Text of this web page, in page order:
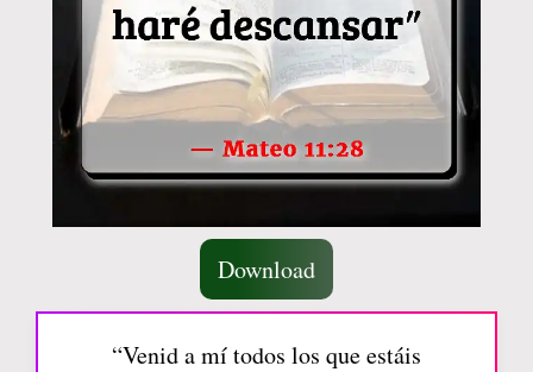
Download
“Venid a mí todos los que estáis